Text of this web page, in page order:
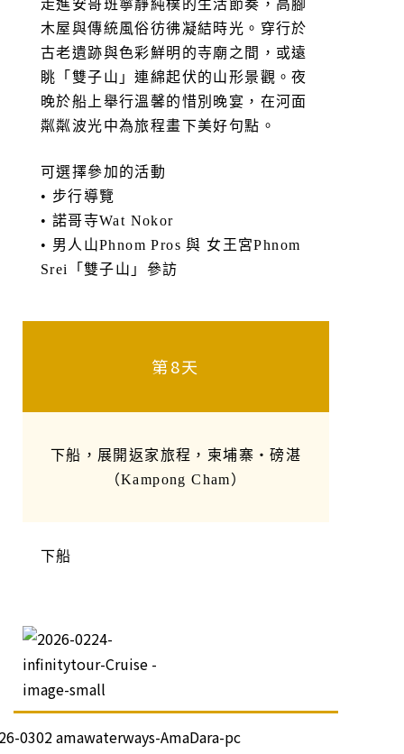
木屋與傳統風俗彷彿凝結時光。穿行於
古老遺跡與色彩鮮明的寺廟之間，或遠
眺「雙子山」連綿起伏的山形景觀。夜
晚於船上舉行溫馨的惜別晚宴，在河面
粼粼波光中為旅程畫下美好句點。
可選擇參加的活動
• 步行導覽
• 諾哥寺Wat Nokor
• 男人山Phnom Pros 與 女王宮Phnom
Srei「雙子山」參訪
第8天
下船，展開返家旅程，柬埔寨・磅湛
（Kampong Cham）
下船